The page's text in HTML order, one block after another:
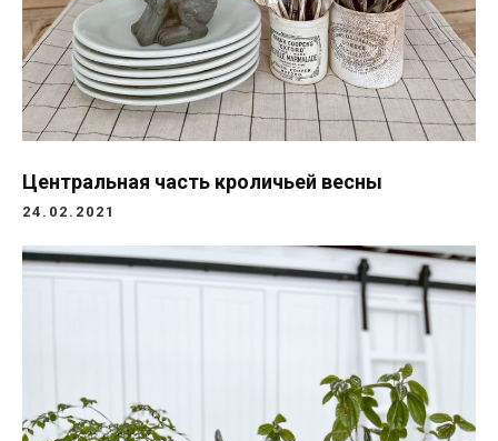
Центральная часть кроличьей весны
24.02.2021